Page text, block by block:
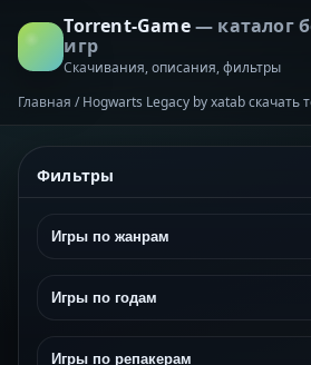
Torrent-Game— каталог
игр
Скачивания, описания, фильтры
Главная / Hogwarts Legacy by xatab скачать
Фильтры
Игры по жанрам
Игры по годам
Игры по репакерам